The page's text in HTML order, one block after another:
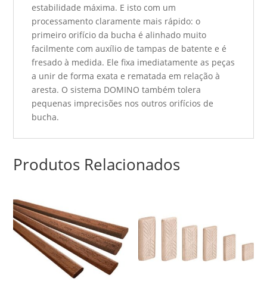
estabilidade máxima. E isto com um
processamento claramente mais rápido: o
primeiro orifício da bucha é alinhado muito
facilmente com auxílio de tampas de batente e é
fresado à medida. Ele fixa imediatamente as peças
a unir de forma exata e rematada em relação à
aresta. O sistema DOMINO também tolera
pequenas imprecisões nos outros orifícios de
bucha.
Produtos Relacionados